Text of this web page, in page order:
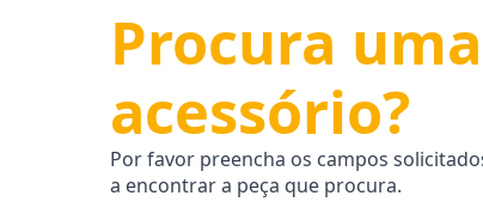
Procura
acessório?
Por favor preencha os campos
a encontrar a peça que procura.